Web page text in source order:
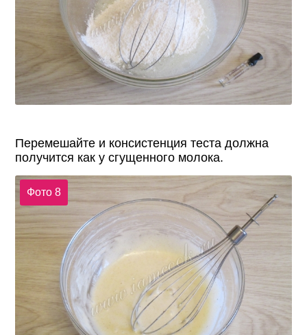
Перемешайте и консистенция теста должна
получится как у сгущенного молока.
Фото 8